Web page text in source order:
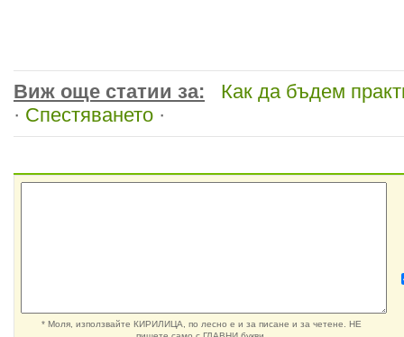
Виж още статии за:
Как да бъдем
· Спестяването ·
* Моля, използвайте КИРИЛИЦА, по лесно е и за писане и за четене. НЕ